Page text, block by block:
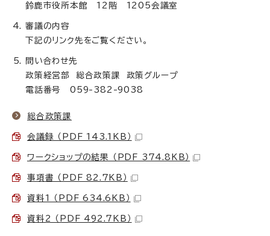
鈴鹿市役所本館 12階 1205会議室
審議の内容
下記のリンク先をご覧ください。
問い合わせ先
政策経営部 総合政策課 政策グループ
電話番号 059-382-9038
総合政策課
会議録 （PDF 143.1KB）
ワークショップの結果 （PDF 374.8KB）
事項書 （PDF 82.7KB）
資料1 （PDF 634.6KB）
資料2 （PDF 492.7KB）